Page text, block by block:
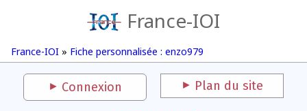
France-IOI
France-IOI » Fiche personnalisée : enzo979
Connexion Plan du site